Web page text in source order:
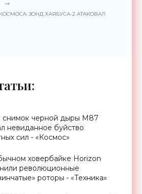
ЗОНД ХАЯБУСА-2 АТАКОВАЛ
снимок черной дыры M87
невиданное буйство
сил - «Космос»
ховербайке Horizon
революционные
роторы - «Техника»